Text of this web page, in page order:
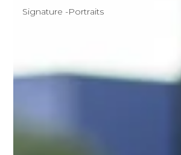
Signature -Portraits